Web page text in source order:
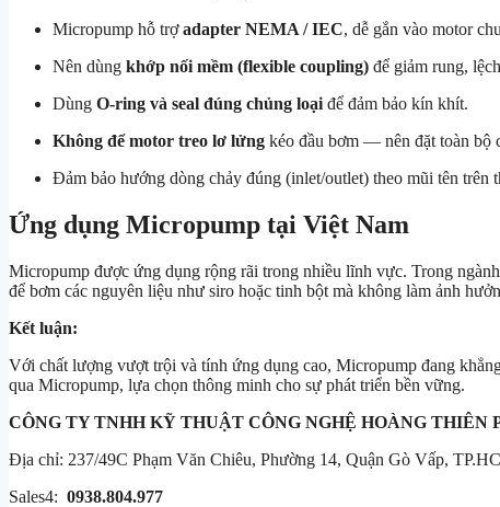
Micropump hỗ trợadapter NEMA / IEC, dễ gắn vào motor
Nên dùng khớp nối mềm (flexible coupling) để giảm rung,
Dùng O-ring và seal đúng chủng loại để đảm bảo kín khít.
Không để motor treo lơ lửng kéo đầu bơm — nên đặt toàn bộ
Đảm bảo hướng dòng chảy đúng (inlet/outlet) theo mũi tên trên
Ứng dụng Micropump tại Việt Nam
Micropump được ứng dụng rộng rãi trong nhiều lĩnh vực. Trong
để bơm các nguyên liệu như siro hoặc tinh bột mà không làm ảnh
Kết luận:
Với chất lượng vượt trội và tính ứng dụng cao, Micropump đang
qua Micropump, lựa chọn thông minh cho sự phát triển bền vững.
CÔNG TY TNHH KỸ THUẬT CÔNG NGHỆ HOÀNG THIÊN
Địa chỉ: 237/49C Phạm Văn Chiêu, Phường 14, Quận Gò Vấp,
Sales4: 0938.804.977